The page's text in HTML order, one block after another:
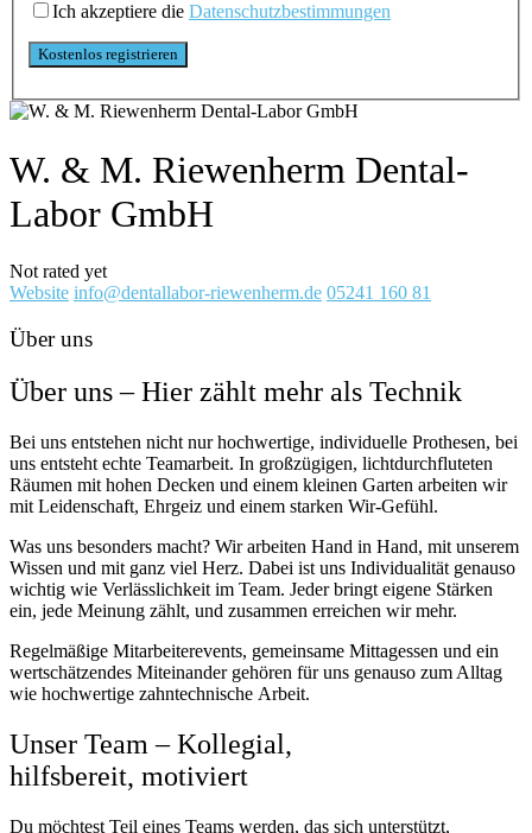
Ich akzeptiere die Datenschutzbestimmungen
W. & M. Riewenherm Dental-
Labor GmbH
Not rated yet
Website info@dentallabor-riewenherm.de 05241 160 81
Über uns
Über uns – Hier zählt mehr als Technik
Bei uns entstehen nicht nur hochwertige, individuelle Prothesen, bei
uns entsteht echte Teamarbeit. In großzügigen, lichtdurchfluteten
Räumen mit hohen Decken und einem kleinen Garten arbeiten wir
mit Leidenschaft, Ehrgeiz und einem starken Wir-Gefühl.
Was uns besonders macht? Wir arbeiten Hand in Hand, mit unserem
Wissen und mit ganz viel Herz. Dabei ist uns Individualität genauso
wichtig wie Verlässlichkeit im Team. Jeder bringt eigene Stärken
ein, jede Meinung zählt, und zusammen erreichen wir mehr.
Regelmäßige Mitarbeiterevents, gemeinsame Mittagessen und ein
wertschätzendes Miteinander gehören für uns genauso zum Alltag
wie hochwertige zahntechnische Arbeit.
Unser Team – Kollegial,
hilfsbereit, motiviert
Du möchtest Teil eines Teams werden, das sich unterstützt,